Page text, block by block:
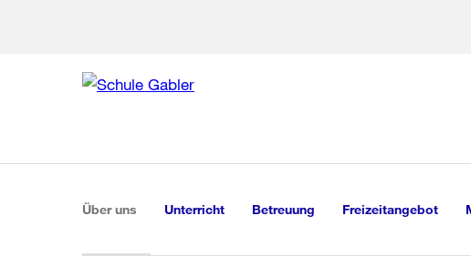
Navigation
Über uns (aktiv)Unterricht Betreuung Freizeitangebot